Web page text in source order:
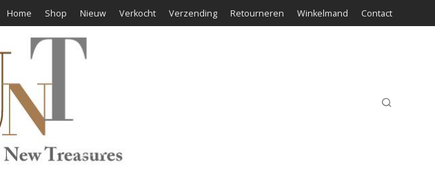
Home Shop Nieuw Verkocht Verzending Retourneren Winkelmand Contact